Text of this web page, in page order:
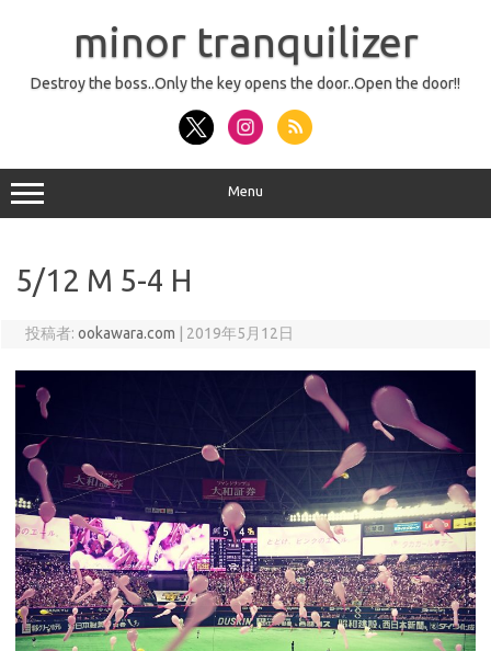
minor tranquilizer
Destroy the boss..Only the key opens the door..Open the door!!
Menu
5/12 M 5-4 H
投稿者: ookawara.com 2019年5月12日